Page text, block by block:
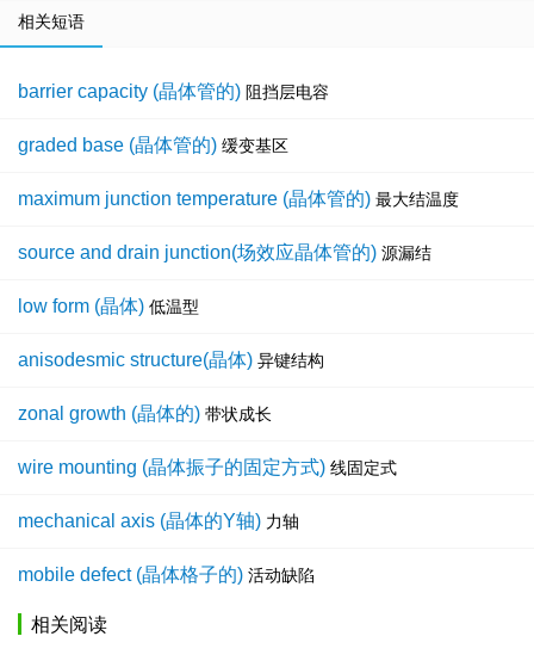
相关短语
barrier capacity (晶体管的) 阻挡层电容
graded base (晶体管的) 缓变基区
maximum junction temperature (晶体管的) 最大结温度
source and drain junction(场效应晶体管的) 源漏结
low form (晶体) 低温型
anisodesmic structure(晶体) 异键结构
zonal growth (晶体的) 带状成长
wire mounting (晶体振子的固定方式) 线固定式
mechanical axis (晶体的Y轴) 力轴
mobile defect (晶体格子的) 活动缺陷
相关阅读